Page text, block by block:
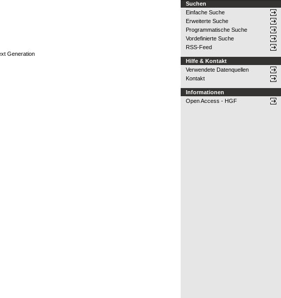
Generation
Suchen
Einfache Suche
Erweiterte Suche
Programmatische Suche
Vordefinierte Suche
RSS-Feed
Hilfe & Kontakt
Verwendete Datenquellen
Kontakt
Informationen
Open Access - HGF